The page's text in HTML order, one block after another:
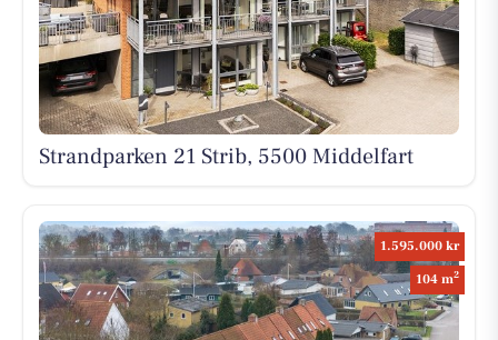
Strandparken 21 Strib, 5500 Middelfart
1.595.000 kr
104 m2